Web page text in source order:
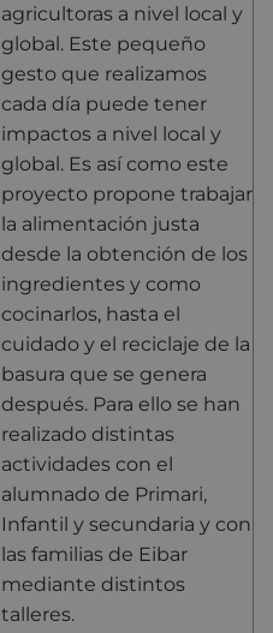
agricultoras a nivel local y
global. Este pequeño
gesto que realizamos
cada día puede tener
impactos a nivel local y
global. Es así como este
proyecto propone trabajar
la alimentación justa
desde la obtención de los
ingredientes y como
cocinarlos, hasta el
cuidado y el reciclaje de la
basura que se genera
después. Para ello se han
realizado distintas
actividades con el
alumnado de Primari,
Infantil y secundaria y con
las familias de Eibar
mediante distintos
talleres.